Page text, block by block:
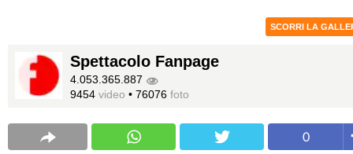
SCORRI LA
Spettacolo Fanpage
4.053.365.887
9454 video • 76076 foto
0